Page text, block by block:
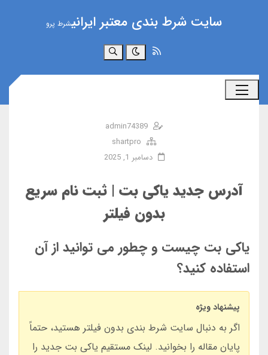
سایت شرط بندی معتبر ایرانیشرط پرو
جستجو
admin74389
shartpro
دسامبر 1, 2025
آدرس جدید یاکی بت | ثبت نام سریع
بدون فیلتر
یاکی بت چیست و چطور می توانید از آن
استفاده کنید؟
پیشنهاد ویژه
اگر به دنبال سایت شرط بندی بدون فیلتر هستید، حتماً
پایان مقاله را بخوانید. لینک مستقیم یاکی بت جدید را